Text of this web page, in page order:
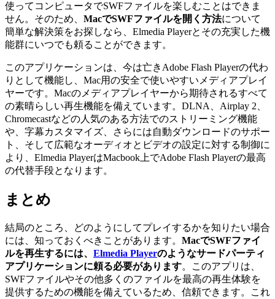
使ってコンピュータでSWFファイルを楽しむことはできま
せん。そのため、 MacでSWFファイルを開く方法について
簡単な解決策をお探しなら、Elmedia Playerとその充実した機
能群にいつでも頼ることができます。
このアプリケーションは、今は亡きAdobe Flash Playerの代わ
りとして機能し、Mac用の安全で使いやすいメディアプレイ
ヤーです。Macのメディアプレイヤーから期待されるすべて
の素晴らしい再生機能を備えています。DLNA、Airplay 2、
Chromecastなどの人気のある方法でのストリーミング機能
や、字幕カスタマイズ、さらには自動ダウンロードのサポー
ト、そして広範なオーディオとビデオの設定に対する制御に
より、Elmedia PlayerはMacbook上でAdobe Flash Playerの最高
の代替手段となります。
まとめ
結局のところ、どのようにしてプレイするかを知りたい場合
には、知っておくべきことがあります。 MacでSWFファイ
ルを再生するには、 Elmedia Playerのようなサードパーティ
アプリケーションに頼る必要があります。このアプリは、
SWFファイルやその他多くのファイルを最高の再生体験を
提供するための機能を備えているため、信頼できます。これ